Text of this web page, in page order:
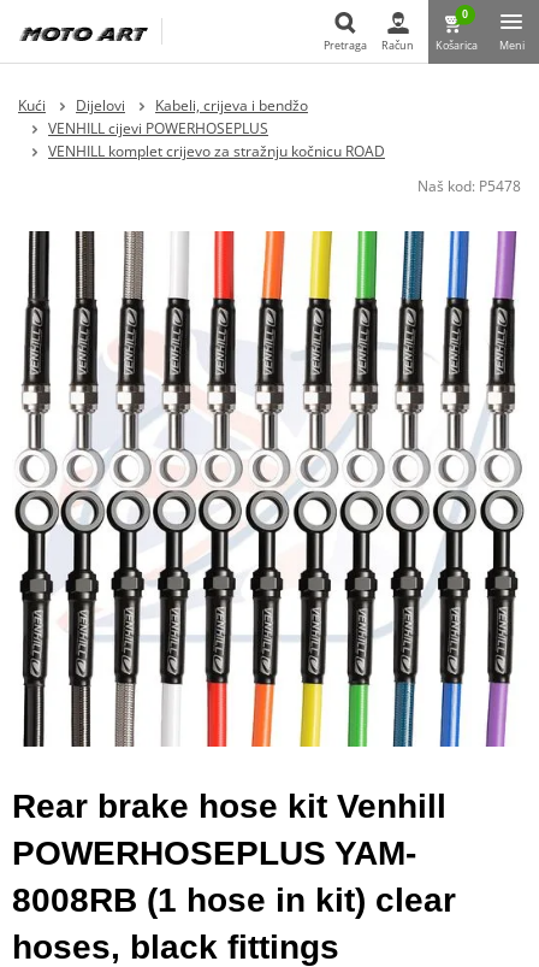
Pretraga Račun
0
Košarica Meni
Kući Dijelovi
Kabeli, crijeva i bendžo
VENHILL cijevi POWERHOSEPLUS
VENHILL komplet crijevo za stražnju kočnicu ROAD
Naš kod: P5478
Rear brake hose kit Venhill
POWERHOSEPLUS YAM-
8008RB (1 hose in kit) clear
hoses, black fittings